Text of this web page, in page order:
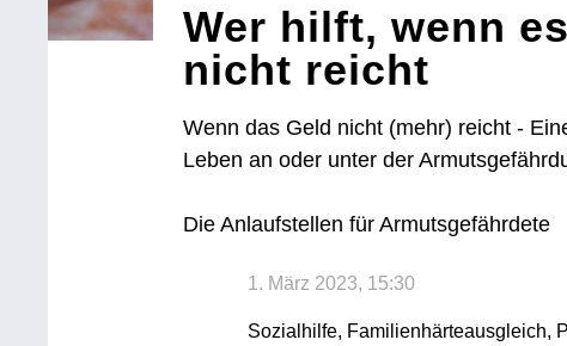
Wer hilft, wenn
nicht reicht
Wenn das Geld nicht (mehr) reicht -
Leben an oder unter der
Die Anlaufstellen für Armutsgefährdete
1. März 2023, 15:30
Sozialhilfe, Familienhärteausgleich,